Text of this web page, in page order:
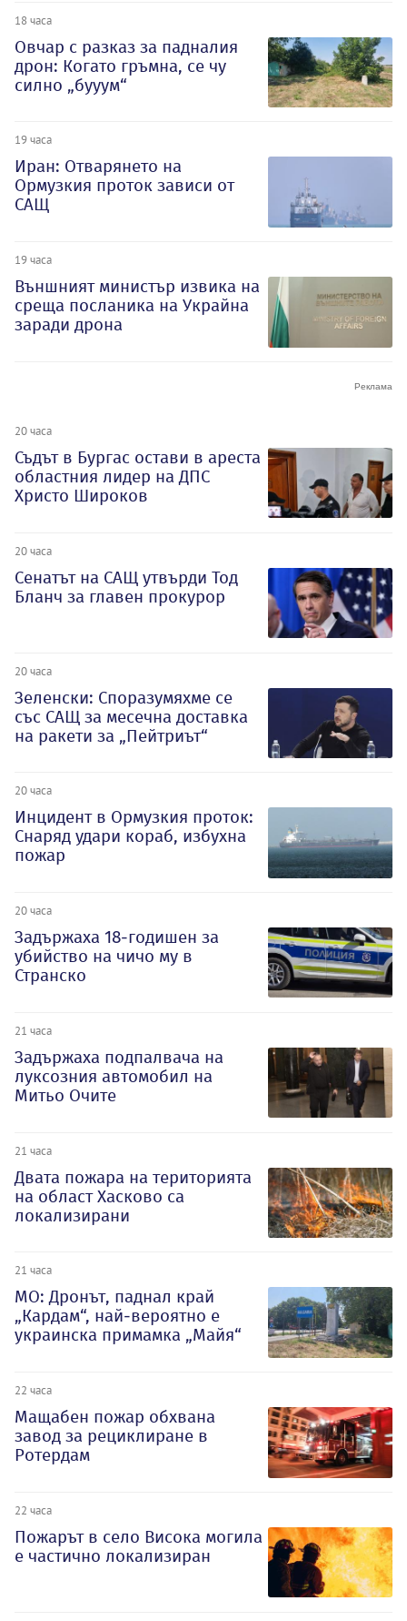
18 часа
Овчар с разказ за падналия
дрон: Когато гръмна, се чу
силно „бууум“
19 часа
Иран: Отварянето на
Ормузкия проток зависи от
САЩ
19 часа
Външният министър извика на
среща посланика на Украйна
заради дрона
20 часа
Съдът в Бургас остави в ареста
областния лидер на ДПС
Христо Широков
20 часа
Сенатът на САЩ утвърди Тод
Бланч за главен прокурор
20 часа
Зеленски: Споразумяхме се
със САЩ за месечна доставка
на ракети за „Пейтриът“
20 часа
Инцидент в Ормузкия проток:
Снаряд удари кораб, избухна
пожар
20 часа
Задържаха 18-годишен за
убийство на чичо му в
Странско
21 часа
Задържаха подпалвача на
луксозния автомобил на
Митьо Очите
21 часа
Двата пожара на територията
на област Хасково са
локализирани
21 часа
МО: Дронът, паднал край
„Кардам“, най-вероятно е
украинска примамка „Майя“
22 часа
Мащабен пожар обхвана
завод за рециклиране в
Ротердам
22 часа
Пожарът в село Висока могила
е частично локализиран